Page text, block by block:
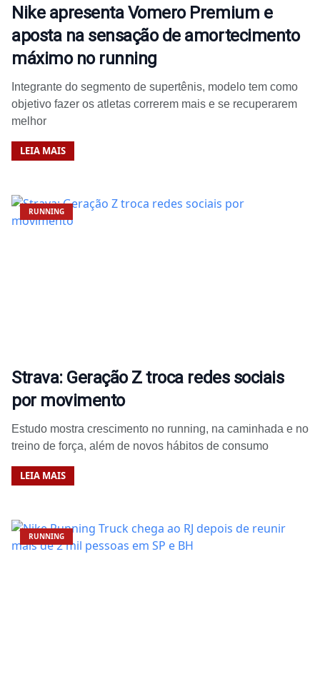
Nike apresenta Vomero Premium e
aposta na sensação de amortecimento
máximo no running
Integrante do segmento de supertênis, modelo tem como
objetivo fazer os atletas correrem mais e se recuperarem
melhor
LEIA MAIS
RUNNING
Strava: Geração Z troca redes sociais
por movimento
Estudo mostra crescimento no running, na caminhada e no
treino de força, além de novos hábitos de consumo
LEIA MAIS
RUNNING